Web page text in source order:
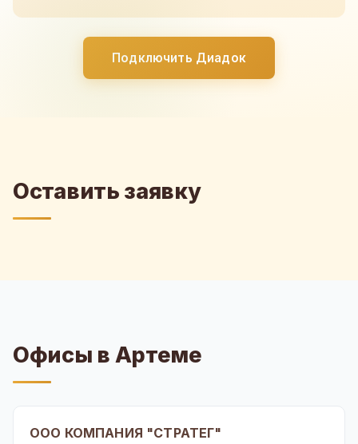
Подключить Диадок
Оставить заявку
Офисы в Артеме
ООО КОМПАНИЯ "СТРАТЕГ"